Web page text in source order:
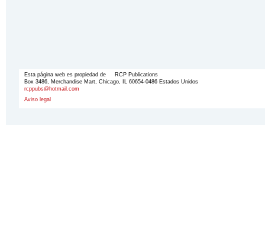
Esta página web es propiedad de RCP Publications
Box 3486, Merchandise Mart, Chicago, IL 60654-0486 Estados Unidos
rcppubs@hotmail.com
Aviso legal